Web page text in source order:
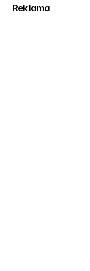
Reklama